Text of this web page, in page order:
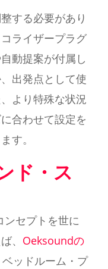
する必要があり
ライザープラグ
動提案が付属し
出発点として使
より特殊な状況
合わせて設定を
す。
ド・ス
ンセプトを世に
、 Oeksoundの
ッドルーム・プ